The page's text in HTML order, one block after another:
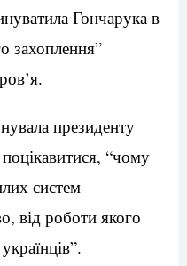
Гончарука в
захоплення”
президенту
“чому
систем
від роботи якого